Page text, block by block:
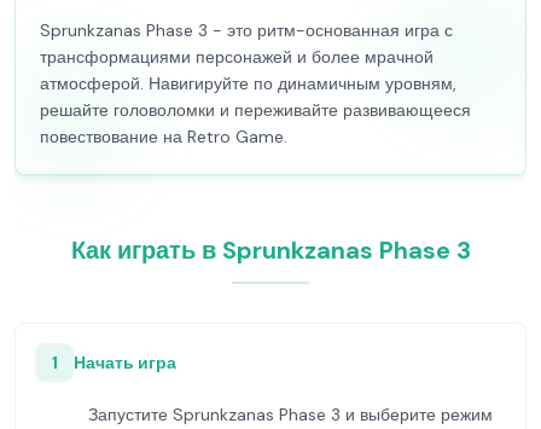
Sprunkzanas Phase 3 - это ритм-основанная игра с
трансформациями персонажей и более мрачной
атмосферой. Навигируйте по динамичным уровням,
решайте головоломки и переживайте развивающееся
повествование на Retro Game.
Как играть в Sprunkzanas Phase 3
1 Начать игра
Запустите Sprunkzanas Phase 3 и выберите режим